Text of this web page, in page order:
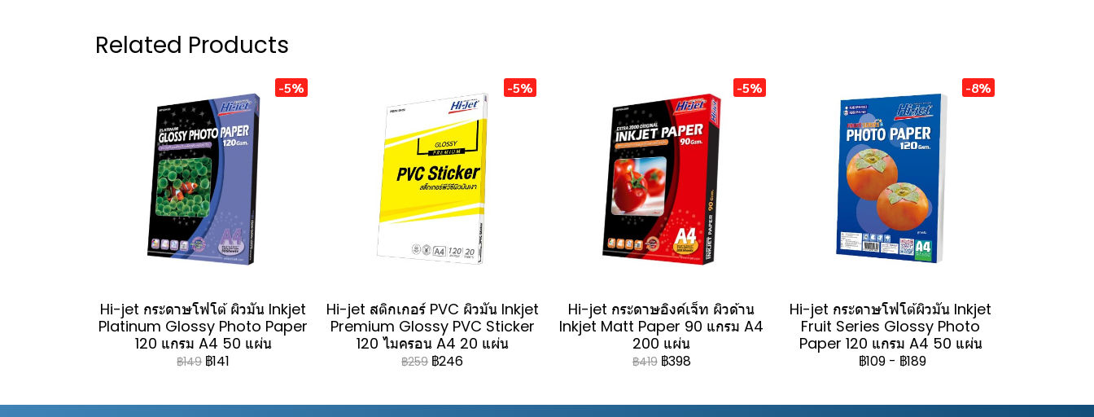
Related Products
-5%
Hi-jet กระดาษโฟโต้ ผิวมัน Inkjet
Platinum Glossy Photo Paper
120 แกรม A4 50 แผ่น
฿149 ฿141
-5%
Hi-jet สติกเกอร์ PVC ผิวมัน Inkjet
Premium Glossy PVC Sticker
120 ไมครอน A4 20 แผ่น
฿259 ฿246
-5%
Hi-jet กระดาษอิงค์เจ็ท ผิวด้าน
Inkjet Matt Paper 90 แกรม A4
200 แผ่น
฿419 ฿398
-8%
Hi-jet กระดาษโฟโต้ผิวมัน Inkjet
Fruit Series Glossy Photo
Paper 120 แกรม A4 50 แผ่น
฿109 - ฿189